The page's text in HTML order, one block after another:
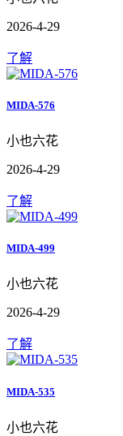
2026-4-29
了解
MIDA-576
小也六花
2026-4-29
了解
MIDA-499
小也六花
2026-4-29
了解
MIDA-535
小也六花